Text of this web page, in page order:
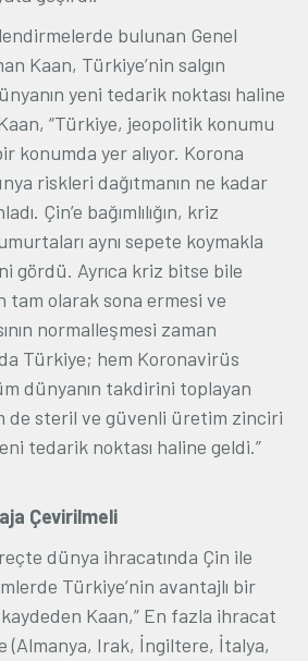
bulunan Genel
Kaan, Türkiye’nin salgın
yeni tedarik noktası haline
“Türkiye, jeopolitik konumu
konumda yer alıyor. Korona
riskleri dağıtmanın ne kadar
Çin’e bağımlılığın, kriz
aynı sepete koymakla
gördü. Ayrıca kriz bitse bile
olarak sona ermesi ve
normalleşmesi zaman
Türkiye; hem Koronavirüs
dünyanın takdirini toplayan
de steril ve güvenli üretim zinciri
tedarik noktası haline geldi.”
Çevirilmeli
dünya ihracatında Çin ile
Türkiye’nin avantajlı bir
Kaan,” En fazla ihracat
(Almanya, Irak, İngiltere, İtalya,